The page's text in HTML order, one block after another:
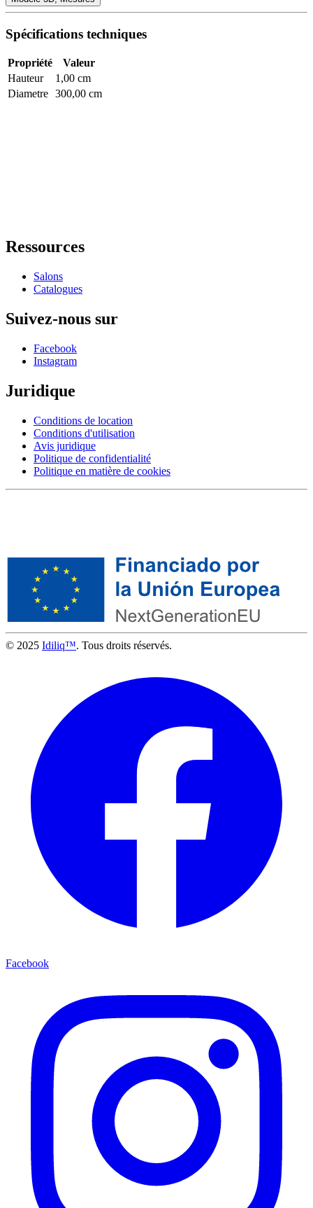
Spécifications techniques
Propriété
Valeur
Hauteur
1,00 cm
Diametre 300,00 cm
Ressources
Salons
Catalogues
Suivez-nous sur
Facebook
Instagram
Juridique
Conditions de location
Conditions d'utilisation
Avis juridique
Politique de confidentialité
Politique en matière de cookies
© 2025 Idiliq™. Tous droits réservés.
Facebook